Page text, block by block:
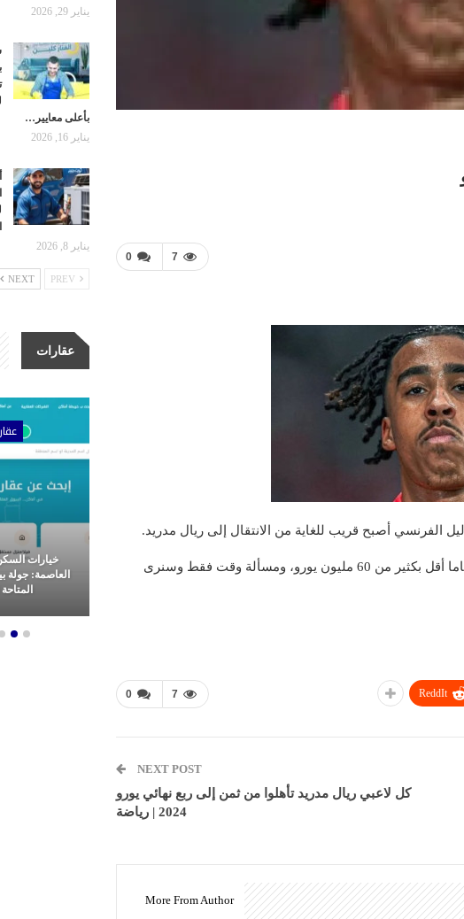
0 7
أصبح قريب للغاية من الانتقال إلى ريال مدريد.
وقال الصحفي أن ريال مدريد سيدفع مقابل صاحب الـ 18 عاما أقل بكثير من 60 مليون يورو، ومسألة وقت فقط وسنرى
0 7 ReddIt
NEXT POST
كل لاعبي ريال مدريد تأهلوا من ثمن إلى ربع نهائي يورو
2024 | رياضة
More From Author
يناير 29, 2026
بأعلى معايير…
يناير 16, 2026
يناير 8, 2026
NEXT
عقارات
عقارات
تطبيق سكن العقاري: ثورة
مشاريع شركة الأولى للتطوير
العقاري.. ريادة وتميز في غرب
خيارات
العاصمة: جولة
المتاحة